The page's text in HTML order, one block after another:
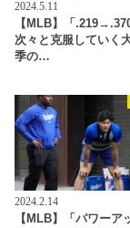
2024.5.11
【MLB】「
次々と克服していく
季の…
2024.2.14
【MLB】「パワーア